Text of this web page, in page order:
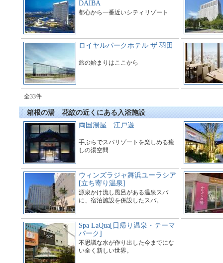
DAIBA
都心から一番近いシティリゾート
ロイヤルパークホテル ザ 羽田
旅の始まりはここから
全33件
箱根の湯 花紋の近くにある入浴施設
両国湯屋 江戸遊
手ぶらでスパリゾートを楽しめる癒
しの湯空間
ウィンズラジャ舞浜ユーラシア
[立ち寄り温泉]
源泉かけ流し風呂がある温泉スパ
に、宿泊施設を併設したスパ。
Spa LaQua[日帰り温泉・テーマ
パーク]
不思議な水が作り出した今までにな
い全く新しい世界。